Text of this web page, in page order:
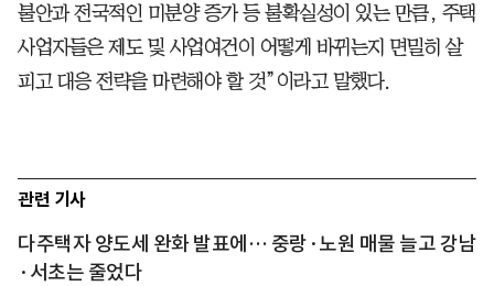
불안과 전국적인 미분양 증가 등 불확실성이 있는 만큼, 주택
사업자들은 제도 및 사업여건이 어떻게 바뀌는지 면밀히 살
피고 대응 전략을 마련해야 할 것”이라고 말했다.
관련 기사
다주택자 양도세 완화 발표에… 중랑·노원 매물 늘고 강남
·서초는 줄었다